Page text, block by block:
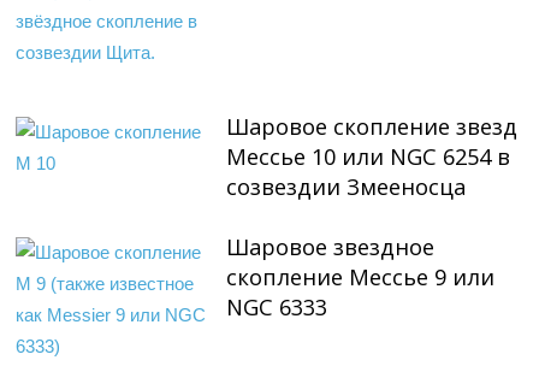
Шаровое скопление звезд
Мессье 10 или NGC 6254 в
созвездии Змееносца
Шаровое звездное
скопление Мессье 9 или
NGC 6333